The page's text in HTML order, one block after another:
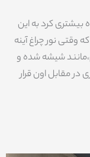
بیشتری کرد به این
نور چراغ آینه
شیشه شده و
در مقابل اون قرار